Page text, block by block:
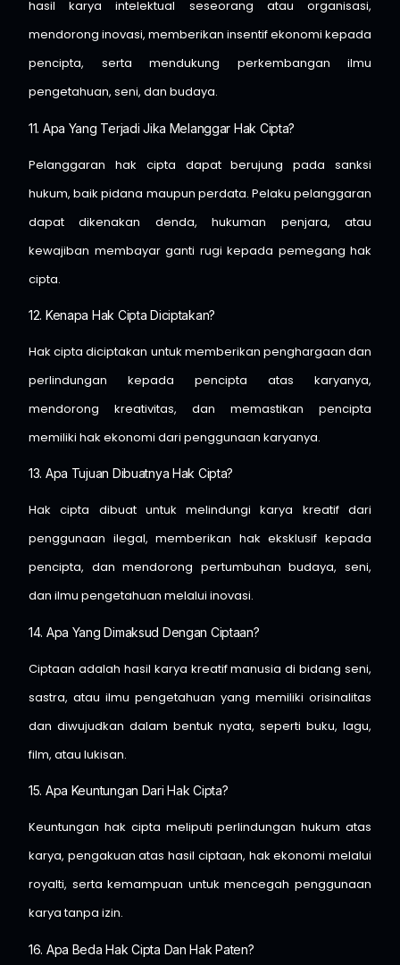
hasil karya intelektual seseorang atau organisasi,
mendorong inovasi, memberikan insentif ekonomi kepada
pencipta, serta mendukung perkembangan ilmu
pengetahuan, seni, dan budaya.
11. Apa Yang Terjadi Jika Melanggar Hak Cipta?
Pelanggaran hak cipta dapat berujung pada sanksi
hukum, baik pidana maupun perdata. Pelaku pelanggaran
dapat dikenakan denda, hukuman penjara, atau
kewajiban membayar ganti rugi kepada pemegang hak
cipta.
12. Kenapa Hak Cipta Diciptakan?
Hak cipta diciptakan untuk memberikan penghargaan dan
perlindungan kepada pencipta atas karyanya,
mendorong kreativitas, dan memastikan pencipta
memiliki hak ekonomi dari penggunaan karyanya.
13. Apa Tujuan Dibuatnya Hak Cipta?
Hak cipta dibuat untuk melindungi karya kreatif dari
penggunaan ilegal, memberikan hak eksklusif kepada
pencipta, dan mendorong pertumbuhan budaya, seni,
dan ilmu pengetahuan melalui inovasi.
14. Apa Yang Dimaksud Dengan Ciptaan?
Ciptaan adalah hasil karya kreatif manusia di bidang seni,
sastra, atau ilmu pengetahuan yang memiliki orisinalitas
dan diwujudkan dalam bentuk nyata, seperti buku, lagu,
film, atau lukisan.
15. Apa Keuntungan Dari Hak Cipta?
Keuntungan hak cipta meliputi perlindungan hukum atas
karya, pengakuan atas hasil ciptaan, hak ekonomi melalui
royalti, serta kemampuan untuk mencegah penggunaan
karya tanpa izin.
16. Apa Beda Hak Cipta Dan Hak Paten?